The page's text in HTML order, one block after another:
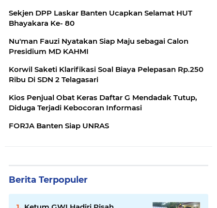
Sekjen DPP Laskar Banten Ucapkan Selamat HUT
Bhayakara Ke- 80
Nu'man Fauzi Nyatakan Siap Maju sebagai Calon
Presidium MD KAHMI
Korwil Saketi Klarifikasi Soal Biaya Pelepasan Rp.250
Ribu Di SDN 2 Telagasari
Kios Penjual Obat Keras Daftar G Mendadak Tutup,
Diduga Terjadi Kebocoran Informasi
FORJA Banten Siap UNRAS
Berita Terpopuler